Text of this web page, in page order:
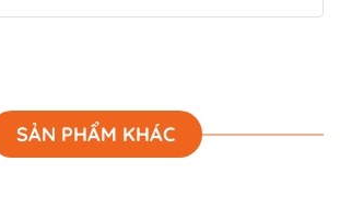
SẢN PHẨM KHÁC